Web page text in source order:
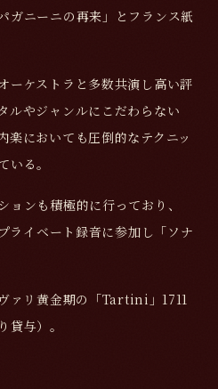
ガニーニの再来」とフランス紙
ーケストラと多数共演し高い評
ルやジャンルにこだわらない
楽においても圧倒的なテクニッ
いる。
ンも積極的に行っており、
ライベート録音に参加し「ソナ
ァリ黄金期の「Tartini」1711
貸与）。